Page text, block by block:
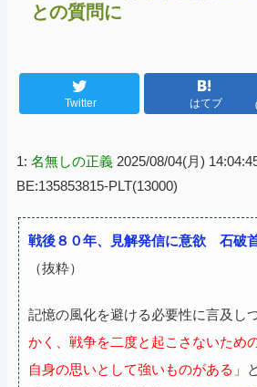
との質問に
Twitter はてブ
1: 名無しの正義 2025/08/04(月)
BE:135853815-PLT(13000)
戦後８０年、見解発信に意欲 石破
（抜粋）
記憶の風化を避ける必要性に言及しつ
かく、戦争を二度と起こさないため
自身の思いとして強いものがある」